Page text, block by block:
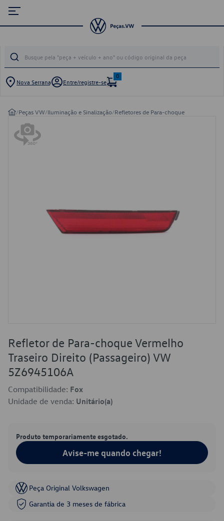
Nova Serrana Entre/registre-se
0
/Peças VW/Iluminação e Sinalização/Refletores de Para-choque
Refletor de Para-choque Vermelho
Traseiro Direito (Passageiro) VW
5Z6945106A
Compatibilidade: Fox
Unidade de venda: Unitário(a)
Produto temporariamente esgotado.
Avise-me quando chegar!
Peça Original Volkswagen
Garantia de 3 meses de fábrica